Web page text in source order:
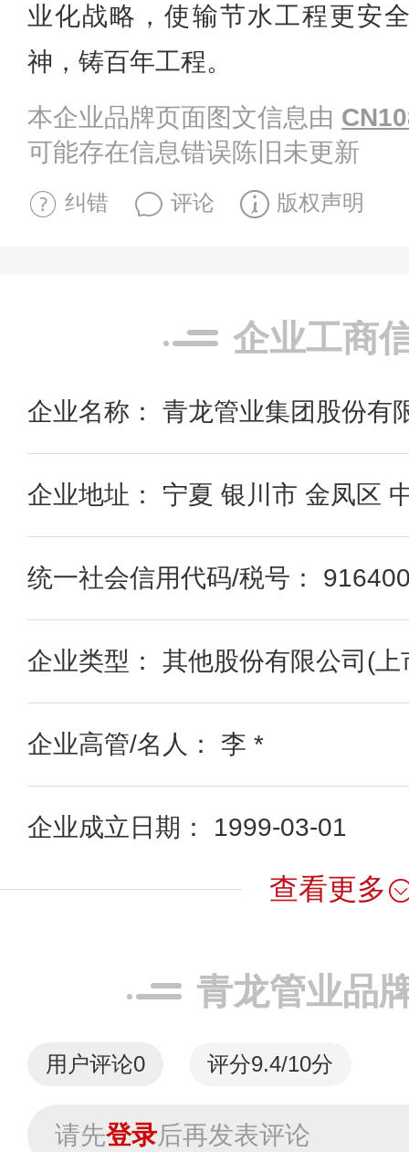
业化战略，使输节水工程更安
神，铸百年工程。
本企业品牌页面图文信息由
可能存在信息错误陈旧未更新
纠错 评论 版权声明
企业工商
企业名称： 青龙管业集团股份有
企业地址： 宁夏 银川市 金凤区
统一社会信用代码/税号：
企业类型： 其他股份有限公司(上
企业高管/名人： 李 *
企业成立日期： 1999-03-01
查看更多
青龙管业品
用户评论0 评分9.4/10分
请先登录后再发表评论